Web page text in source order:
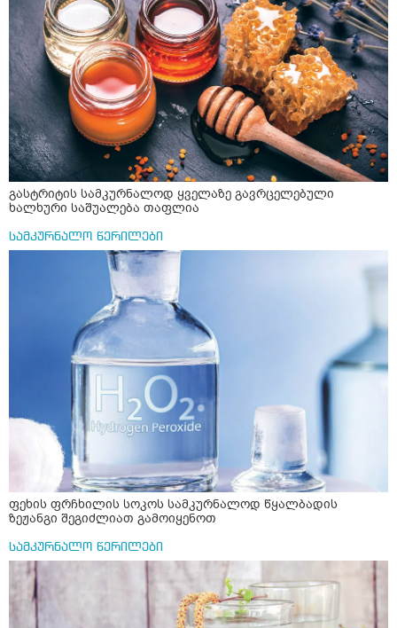
გასტრიტის სამკურნალოდ ყველაზე გავრცელებული
ხალხური საშუალება თაფლია
სამკურნალო წერილები
ფეხის ფრჩხილის სოკოს სამკურნალოდ წყალბადის
ზეჟანგი შეგიძლიათ გამოიყენოთ
სამკურნალო წერილები